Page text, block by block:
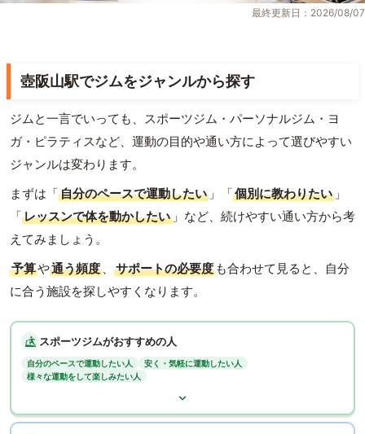
最終更新日：2026/08/07
壺阪山駅でジムをジャンルから探す
ジムと一言でいっても、スポーツジム・パーソナルジム・ヨ
ガ・ピラティスなど、運動の目的や通い方によって選びやすい
ジャンルは変わります。
まずは「自分のペースで運動したい 」「個別に教わりたい 」
「レッスンで体を動かしたい 」など、続けやすい通い方から考
えてみましょう。
予算や通う頻度 、 サポートの必要度 も合わせて見ると、自分
に合う施設を探しやすくなります。
スポーツジムがおすすめの人
自分のペースで運動したい人
安く・気軽に運動したい人
様々な運動をして楽しみたい人